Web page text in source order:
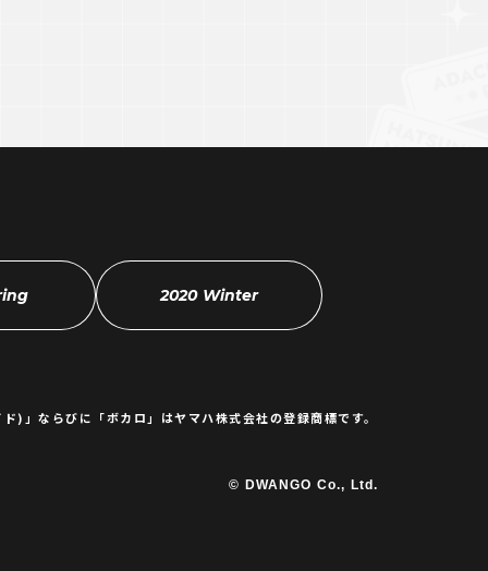
2020 Winter
)」ならびに 「ボカロ」はヤマハ株式会社の登録商標です。
© DWANGO Co., Ltd.